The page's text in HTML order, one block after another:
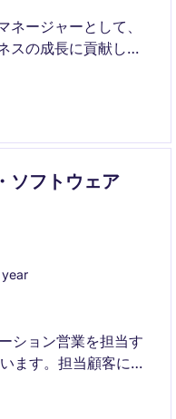
ージャーとして、
スの成長に貢献して
ンスを向上させるこ
ソフトウェア
ション営業を担当す
ます。担当顧客に対
担当いただきます。